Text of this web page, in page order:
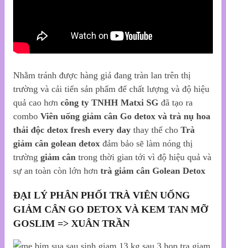
Nhằm tránh được hàng giả đang tràn lan trên thị
trường và cải tiến sản phẩm để chất lượng và độ hiệu
quả cao hơncông ty TNHH Matxi SG đã tạo ra
comboViên uống giảm cân Go detox và trà nụ hoa
thải độc detox fresh every day thay thế choTrà
giảm cân golean detox đảm bảo sẽ làm nóng thị
trườnggiảm cân trong thời gian tới vì độ hiệu quả và
sự an toàn còn lớn hơntrà giảm cân Golean Detox
ĐẠI LÝ PHÂN PHỐI TRÀ VIÊN UỐNG
GIẢM CÂN GO DETOX VÀ KEM TAN MỠ
GOSLIM => XUÂN TRẦN